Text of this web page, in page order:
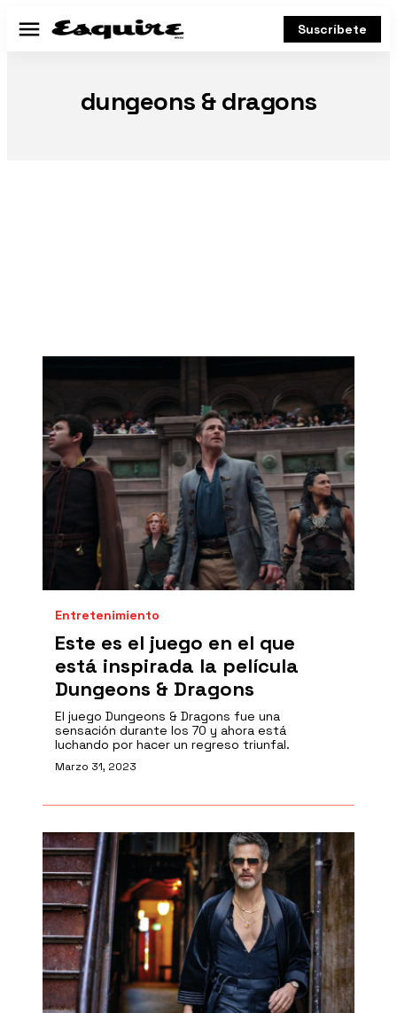
Menú Suscríbete
dungeons & dragons
Entretenimiento
Este es el juego en el que
está inspirada la película
Dungeons & Dragons
El juego Dungeons & Dragons fue una
sensación durante los 70 y ahora está
luchando por hacer un regreso triunfal.
Marzo 31, 2023